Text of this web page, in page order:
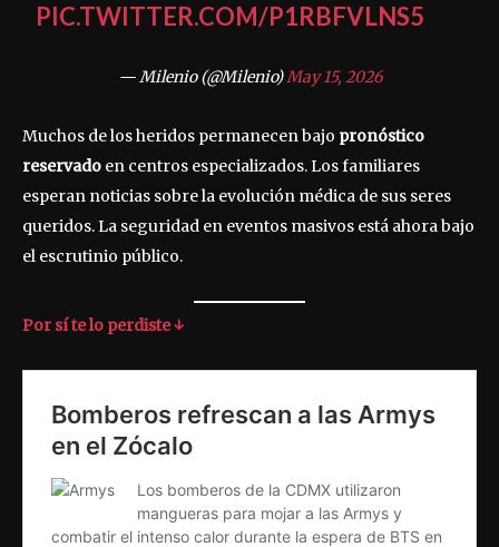
PIC.TWITTER.COM/P1RBFVLNS5
— Milenio (@Milenio)May 15, 2026
Muchos de los heridos permanecen bajo pronóstico
reservado en centros especializados. Los familiares
esperan noticias sobre la evolución médica de sus seres
queridos. La seguridad en eventos masivos está ahora bajo
el escrutinio público.
Por sí te lo perdiste ↓